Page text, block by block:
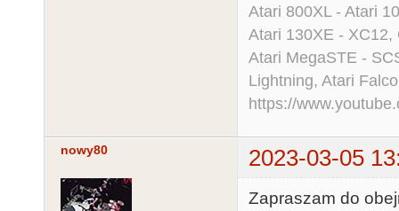
Atari 800XL - Atari
Atari 130XE - XC12,
Atari MegaSTE -
Lightning, Atari
https://
nowy80 2023-03-05
Zapraszam do